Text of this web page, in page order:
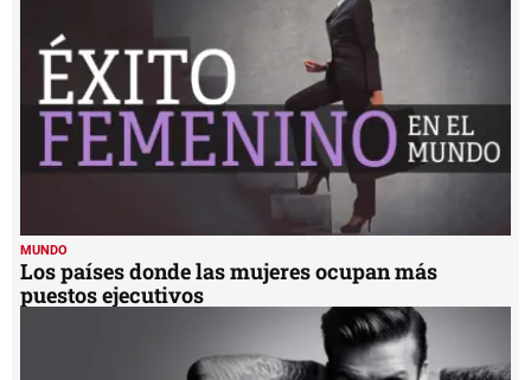
MUNDO
Los países donde las mujeres ocupan más
puestos ejecutivos